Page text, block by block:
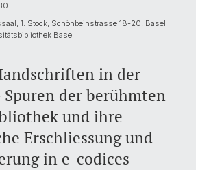
1. Stock, Schönbeinstrasse 18-20, Basel
Basel
in der
Spuren der berühmten
und ihre
Erschliessung und
in e-codices